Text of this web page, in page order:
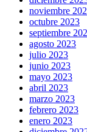
noviembre
octubre 2023
septiembre
agosto 2023
julio 2023
junio 2023
mayo 2023
abril 2023
marzo 2023
febrero 2023
enero 2023